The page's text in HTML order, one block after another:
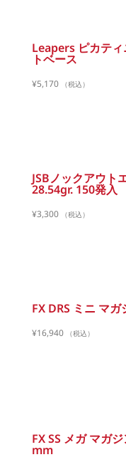
Leapers ピカテ
トベース
¥5,170 （税込）
JSBノックアウ
28.54gr. 150発入
¥3,300 （税込）
FX DRS ミニ マ
¥16,940 （税込）
FX SS メガ マガ
mm